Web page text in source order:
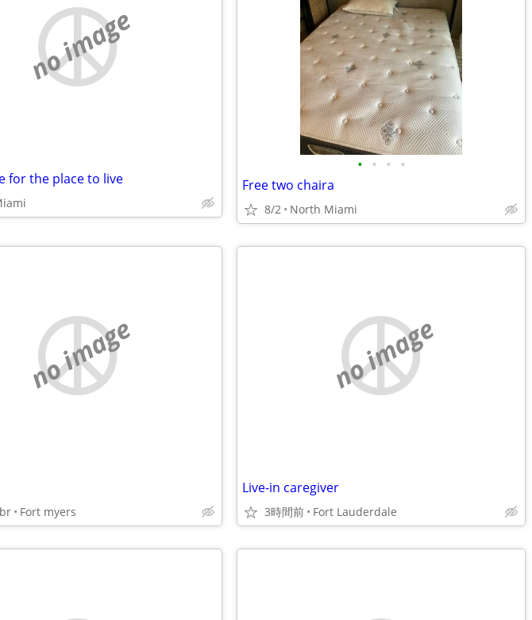
no image
for the place to live
• • • •
Free two chaira
8/2 North Miami
no image
Fort myers
no image
Live-in caregiver
3時間前 Fort Lauderdale